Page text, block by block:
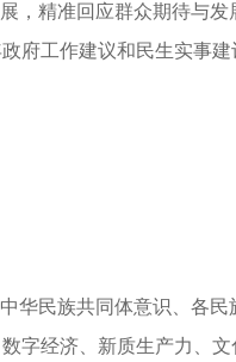
，精准回应群众期待与
府工作建议和民生实事建
华民族共同体意识、各
字经济、新质生产力、